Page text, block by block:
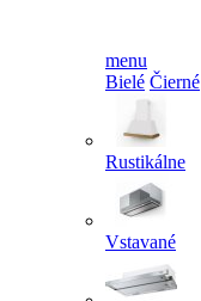
menu
Bielé Čierné
Rustikálne
Vstavané